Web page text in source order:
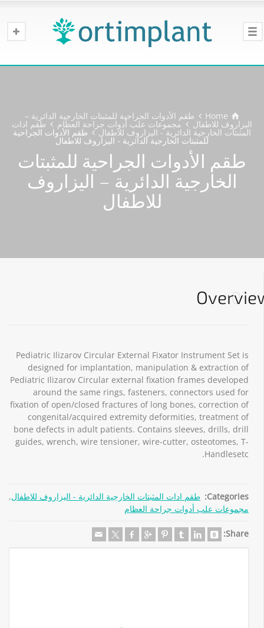
Home طقم الأدوات الجراحية للمثبتات الخارجية الدائرية –
اليزاروف للاطفال مجموعات علب أدوات جراحة العظام طقم ادات
المثبتات الخارجية الدائرية - اليزاروف للاطفال طقم الأدوات الجراحية
للمثبتات الخارجية الدائرية - اليزاروف للاطفال
طقم الأدوات الجراحية للمثبتات
الخارجية الدائرية – اليزاروف
للاطفال
01
Pediatric Ilizarov Circular External Fixator Instrument Set is
designed for implantation, manipulation & extraction of
Pediatric Ilizarov Circular external fixation frames developed
around the same rings, fasteners, connectors used for
fixation of open/closed fractures of long bones, correction of
congenital/acquired extremity deformities, treatment of
bone defects in adult patients. Contains sleeves, drills, drill
guides, wrench, wire tensioner, wire-cutter, osteotomes, T-
Handlesetc.
Categories: طقم ادات المثبتات الخارجية الدائرية - اليزاروف للاطفال,
مجموعات علب أدوات جراحة العظام
Share: